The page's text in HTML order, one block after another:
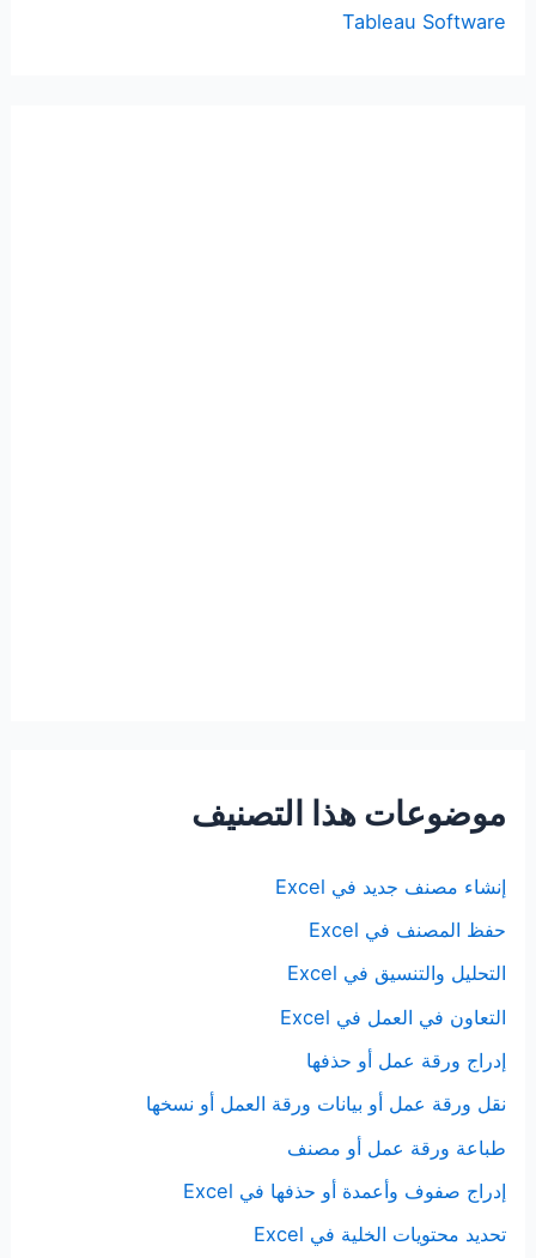
Tableau Software
موضوعات هذا التصنيف
إنشاء مصنف جديد في Excel
حفظ المصنف في Excel
التحليل والتنسيق في Excel
التعاون في العمل في Excel
إدراج ورقة عمل أو حذفها
نقل ورقة عمل أو بيانات ورقة العمل أو نسخها
طباعة ورقة عمل أو مصنف
إدراج صفوف وأعمدة أو حذفها في Excel
تحديد محتويات الخلية في Excel